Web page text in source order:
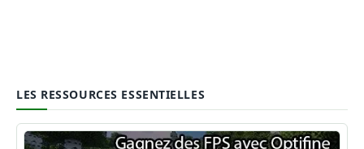
LES RESSOURCES ESSENTIELLES